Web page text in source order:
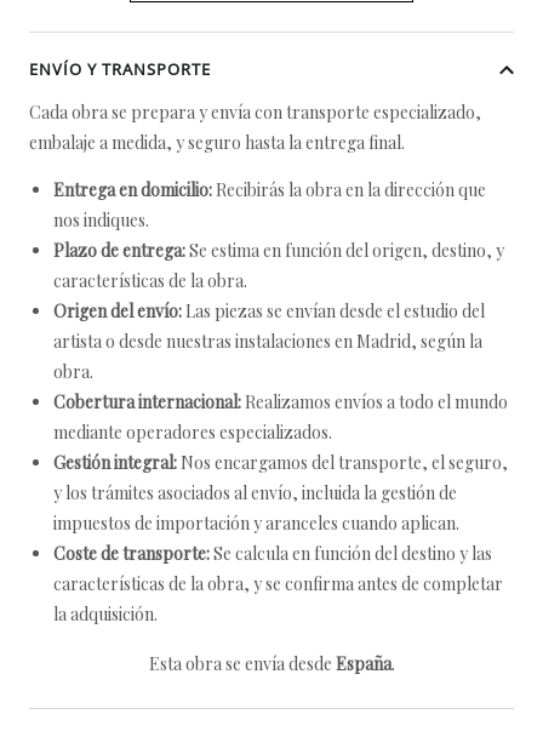
ENVÍO Y TRANSPORTE
Cada obra se prepara y envía con transporte especializado,
embalaje a medida, y seguro hasta la entrega final.
Entrega en domicilio: Recibirás la obra en la dirección que
nos indiques.
Plazo de entrega:Se estima en función del origen, destino, y
características de la obra.
Origen del envío: Las piezas se envían desde el estudio del
artista o desde nuestras instalaciones en Madrid, según la
obra.
Cobertura internacional: Realizamos envíos a todo el mundo
mediante operadores especializados.
Gestión integral: Nos encargamos del transporte, el seguro,
y los trámites asociados al envío, incluida la gestión de
impuestos de importación y aranceles cuando aplican.
Coste de transporte:Se calcula en función del destino y las
características de la obra, y se confirma antes de completar
la adquisición.
Esta obra se envía desde España.